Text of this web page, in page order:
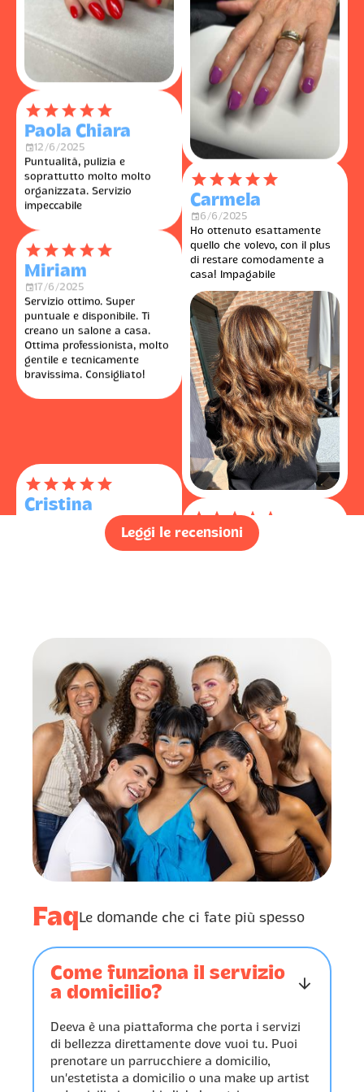
󰓎󰓎󰓎󰓎󰓎
Paola Chiara
󰃭12/6/2025
Puntualità, pulizia e
soprattutto molto molto
organizzata. Servizio
impeccabile
󰓎
Miriam
󰃭17/6/2025
Servizio ottimo. Super
puntuale e disponibile. Ti
creano un salone a casa.
Ottima professionista, molto
gentile e tecnicamente
bravissima. Consigliato!
󰓎󰓎󰓎󰓎󰓎
Cristina
󰃭24/6/2025
professionista di sempre,
preparata, meticolosa e
󰓎 󰓎󰓎󰓎
Paola Chiara
12/6/2025
Puntualità, pulizia e
soprattutto molto molto
organizzata. Servizio
impeccabile
󰓎󰓎󰓎󰓎󰓎
Miriam
17/6/2025
Servizio ottimo. Super
puntuale e disponibile. Ti
creano un salone a casa.
gentile e tecnicamente
bravissima. Consigliato!
󰓎󰓎󰓎󰓎
Carmela
󰃭6/6/2025
Ho ottenuto esattamente
quello che volevo, con il plus
casa! Impagabile
󰓎󰓎
muovere da casa. Grazie di
esistere.
󰓎󰓎󰓎󰓎󰓎
Maria
󰃭5/7/2025
Come sempre molto bene.
Servizio impeccabile, Simona
molto gentile, cordiale e
professionale. Grazie!
Leggi le recensioni
Faq Le domande che ci fate più spesso
Come funziona il servizio
a domicilio?
󰁅
Deeva è una piattaforma che porta i servizi
di bellezza direttamente dove vuoi tu. Puoi
prenotare un parrucchiere a domicilio,
un’estetista a domicilio o una make up artist